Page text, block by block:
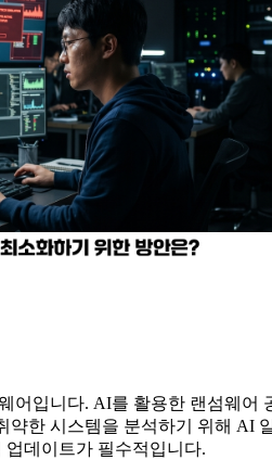
입니다. AI를 활용한 랜섬웨어
한 시스템을 분석하기 위해 AI
데이트가 필수적입니다.